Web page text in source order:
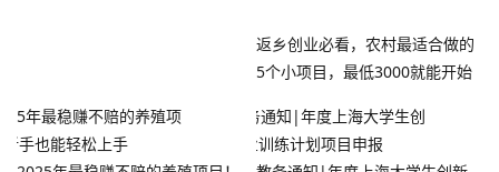
返乡创业必看，农村最适合做的
5个小项目，最低3000就能开始